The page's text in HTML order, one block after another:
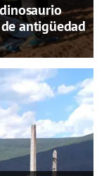
antigüedad